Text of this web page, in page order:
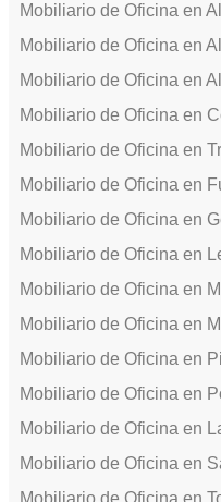
Mobiliario de Oficina en
Mobiliario de Oficina en
Mobiliario de Oficina en
Mobiliario de Oficina en
Mobiliario de Oficina en
Mobiliario de Oficina en
Mobiliario de Oficina en
Mobiliario de Oficina en
Mobiliario de Oficina en
Mobiliario de Oficina en
Mobiliario de Oficina en
Mobiliario de Oficina en
Mobiliario de Oficina en
Mobiliario de Oficina en